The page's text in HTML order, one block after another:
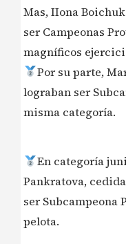
Mas, IIona
ser Campeonas
magníficos
Por su parte,
lograban ser
misma categoría.
En categoría
Pankratova,
ser Subcampeona
pelota.